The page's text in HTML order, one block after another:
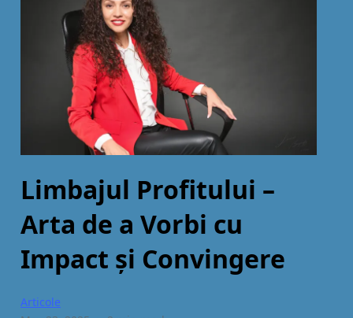
Limbajul Profitului –
Arta de a Vorbi cu
Impact și Convingere
Articole